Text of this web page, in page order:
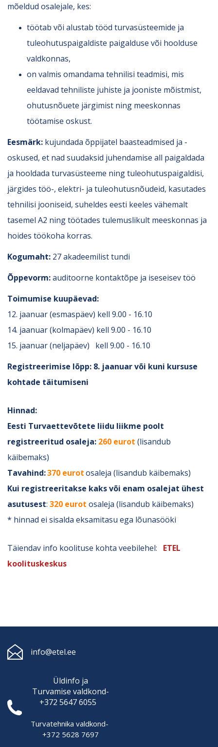
mõeldud osalejale, kes:
töötab või alustab tööd turvasüsteemide ja
tuleohutuspaigaldiste paigalduse või hoolduse
valdkonnas,
on valmis omandama tehnilisi teadmisi, mis
eeldavad tehniliste juhiste ja jooniste mõistmist,
ohutusnõuete järgimist ning meeskonnas
töötamise oskust.
Eesmärk: kujundada õppijatel baasteadmised ja -
oskused, et nad suudaksid juhendamise all paigaldada
ja hooldada turvasüsteeme ning tuleohutuspaigaldisi,
järgides töö-, elektri- ja tuleohutusnõudeid, kasutades
tehnilisi jooniseid, suheldes eesti keeles vähemalt
tasemel A2 ning töötades tulemuslikult meeskonnas ja
hoides töökoha korras.
Kogumaht: 27 akadeemilist tundi
Õppevorm:auditoorne kontaktõpe ja iseseisev töö
Toimumise kuupäevad:
12. jaanuar (esmaspäev) kell 9.00 - 16.10
14. jaanuar (kolmapäev) kell 9.00 - 16.10
15. jaanuar (neljapäev) kell 9.00 - 16.10
Registreerimise lõpp: 8. jaanuar või kuni kursuse
kohtade täitumiseni
Hinnad:
Eesti Turvaettevõtete liidu liikme poolt
registreeritud osaleja: 260 eurot (lisandub
käibemaks)
Tavahind:370 eurotosaleja (lisandub käibemaks)
Kui registreeritakse kaks või enam osalejat ühest
asutusest: 320 eurot osaleja (lisandub käibemaks)
* hinnad ei sisalda eksamitasu ega lõunasööki
Täiendav info koolituse kohta veebilehel: ETEL
koolituskeskus
info@etel.ee
Üldinfo ja
Turvamise valdkond-
+372 5647 6055
Turvatehnika valdkond-
+372 5628 7697